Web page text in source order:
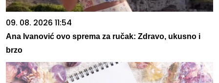
09. 08. 2026 11:54
Ana Ivanović ovo sprema za ručak: Zdravo, ukusno i
brzo